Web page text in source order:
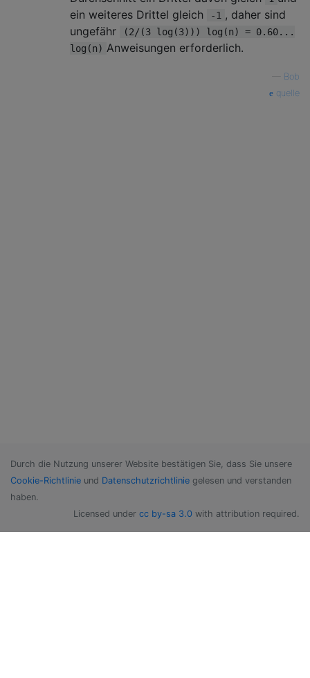
ein weiteres Drittel gleich
-1 , daher sind
ungefähr
(2/(3 log(3))) log(n) = 0.60...
log(n) Anweisungen erforderlich.
Bob
quelle
Durch die Nutzung unserer Website bestätigen Sie, dass Sie unsere
Cookie-Richtlinie und Datenschutzrichtlinie gelesen und verstanden
haben.
Licensed under cc by-sa 3.0 with attribution required.